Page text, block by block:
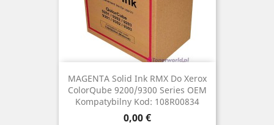
MAGENTA Solid Ink RMX Do Xerox
ColorQube 9200/9300 Series OEM
Kompatybilny Kod: 108R00834
Cena
0,00 €